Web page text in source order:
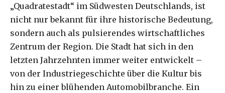
„Quadratestadt“ im Südwesten Deutschlands, ist
nicht nur bekannt für ihre historische Bedeutung,
sondern auch als pulsierendes wirtschaftliches
Zentrum der Region. Die Stadt hat sich in den
letzten Jahrzehnten immer weiter entwickelt –
von der Industriegeschichte über die Kultur bis
hin zu einer blühenden Automobilbranche. Ein